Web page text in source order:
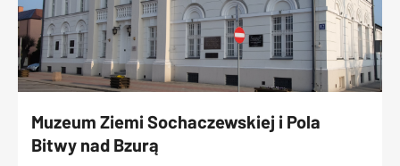
Muzeum Ziemi Sochaczewskiej i Pola
Bitwy nad Bzurą